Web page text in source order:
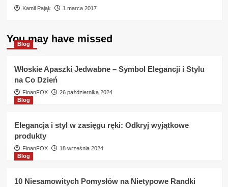
Kamil Pająk 1 marca 2017
You may have missed
Blog
Włoskie Apaszki Jedwabne – Symbol Elegancji i Stylu
na Co Dzień
FinanFOX
26 października 2024
Blog
Elegancja i styl w zasięgu ręki: Odkryj wyjątkowe
produkty
FinanFOX
18 września 2024
Blog
10 Niesamowitych Pomysłów na Nietypowe Randki